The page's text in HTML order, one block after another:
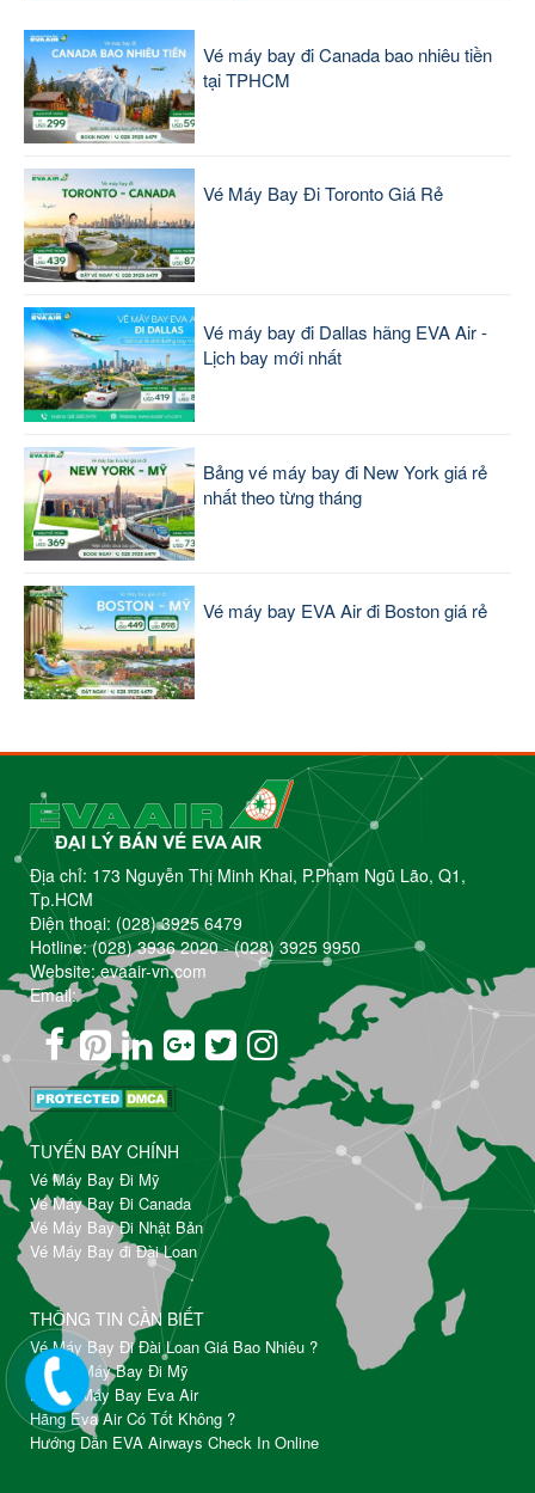
Vé máy bay đi Canada bao nhiêu tiền
tại TPHCM
Vé Máy Bay Đi Toronto Giá Rẻ
Vé máy bay đi Dallas hãng EVA Air -
Lịch bay mới nhất
Bảng vé máy bay đi New York giá rẻ
nhất theo từng tháng
Vé máy bay EVA Air đi Boston giá rẻ
Địa chỉ: 173 Nguyễn Thị Minh Khai, P.Phạm Ngũ Lão, Q1,
Tp.HCM
Điện thoại: (028) 3925 6479
Hotline:(028) 3936 2020-(028) 3925 9950
Website: evaair-vn.com
Email:
TUYẾN BAY CHÍNH
Vé Máy Bay Đi Mỹ
Vé Máy Bay Đi Canada
Vé Máy Bay Đi Nhật Bản
Vé Máy Bay đi Đài Loan
THÔNG TIN CẦN BIẾT
Vé Máy Bay Đi Đài Loan Giá Bao Nhiêu ?
Đặt Vé Máy Bay Đi Mỹ
Đổi Vé Máy Bay Eva Air
Hãng Eva Air Có Tốt Không ?
Hướng Dẫn EVA Airways Check In Online